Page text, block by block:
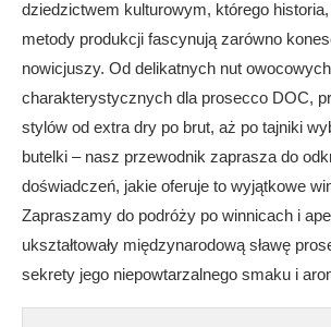
dziedzictwem kulturowym, którego
metody produkcji fascynują zarówno
nowicjuszy. Od delikatnych nut owocowych
charakterystycznych dla prosecco DOC,
stylów od extra dry po brut, aż po tajniki
butelki – nasz przewodnik zaprasza do
doświadczeń, jakie oferuje to wyjątkowe
Zapraszamy do podróży po winnicach i
ukształtowały międzynarodową sławę
sekrety jego niepowtarzalnego smaku i